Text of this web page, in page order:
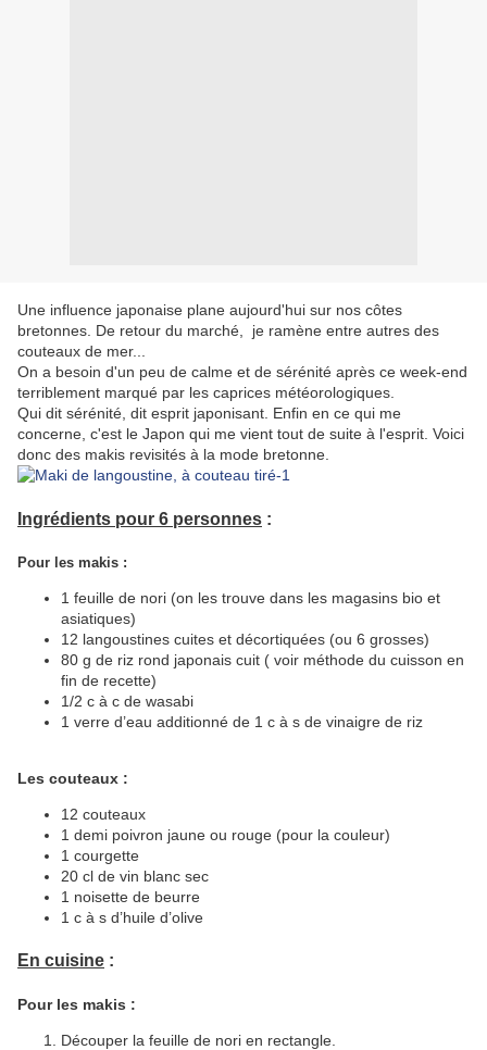
Une influence japonaise plane aujourd'hui sur nos côtes
bretonnes. De retour du marché, je ramène entre autres des
couteaux de mer...
On a besoin d'un peu de calme et de sérénité après ce week-end
terriblement marqué par les caprices météorologiques.
Qui dit sérénité, dit esprit japonisant. Enfin en ce qui me
concerne, c'est le Japon qui me vient tout de suite à l'esprit. Voici
donc des makis revisités à la mode bretonne.
Ingrédients pour 6 personnes :
Pour les makis :
1 feuille de nori (on les trouve dans les magasins bio et
asiatiques)
12 langoustines cuites et décortiquées (ou 6 grosses)
80 g de riz rond japonais cuit ( voir méthode du cuisson en
fin de recette)
1/2 c à c de wasabi
1 verre d’eau additionné de 1 c à s de vinaigre de riz
Les couteaux :
12 couteaux
1 demi poivron jaune ou rouge (pour la couleur)
1 courgette
20 cl de vin blanc sec
1 noisette de beurre
1 c à s d’huile d’olive
En cuisine :
Pour les makis :
Découper la feuille de nori en rectangle.